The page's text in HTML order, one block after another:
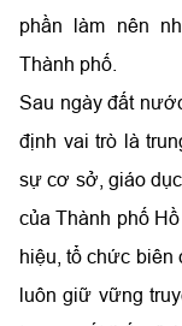
phần làm nên
Thành phố.
Sau ngày đất
định vai trò là
sự cơ sở, giáo
của Thành phố
hiệu, tổ chức biên
luôn giữ vững